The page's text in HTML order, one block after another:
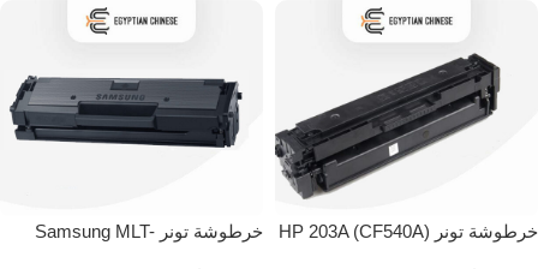
خرطوشة تونر HP 203A (CF540A)
خرطوشة تونر Samsung MLT-